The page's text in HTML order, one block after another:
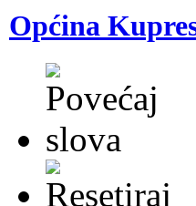
Općina